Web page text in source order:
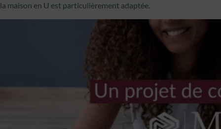
la maison en U est particulièrement adaptée.